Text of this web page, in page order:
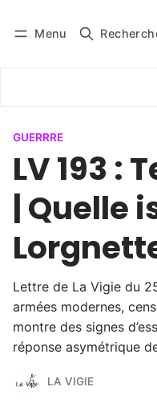
Menu
Se connecter
GUERRRE
LV 193 :
| Quelle
Lettre de La Vigie du
armées modernes,
montre des signes
réponse asymétrique
LA VIGIE